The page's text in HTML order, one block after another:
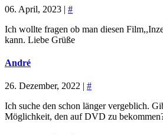
06. April, 2023 | #
Ich wollte fragen ob man diesen
kann. Liebe Grüße
André
26. Dezember, 2022 | #
Ich suche den schon länger vergeblich.
Möglichkeit, den auf DVD zu